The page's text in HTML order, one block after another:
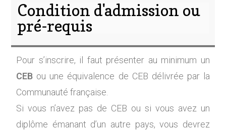
Condition d'admission ou
pré-requis
Pour s’inscrire, il faut présenter au minimum un
CEB ou une équivalence de CEB délivrée par la
Communauté française.
Si vous n’avez pas de CEB ou si vous avez un
diplôme émanant d’un autre pays, vous devrez